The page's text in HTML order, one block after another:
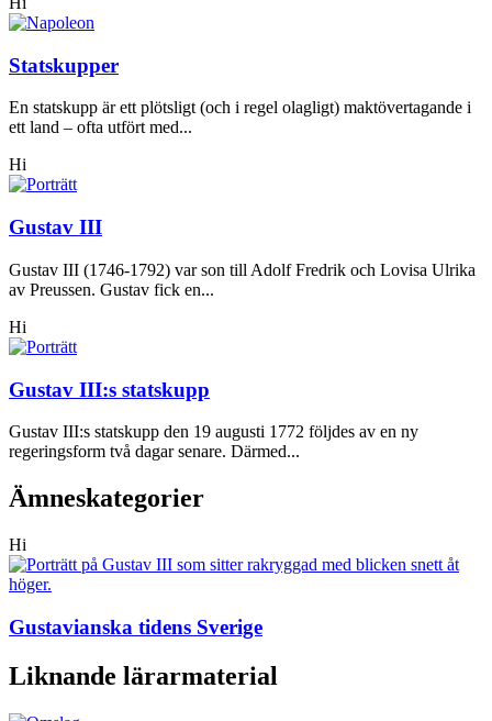
Statskupper
En statskupp är ett plötsligt (och i regel olagligt) maktövertagande i
ett land – ofta utfört med...
Hi
Gustav III
Gustav III (1746-1792) var son till Adolf Fredrik och Lovisa Ulrika
av Preussen. Gustav fick en...
Hi
Gustav III:s statskupp
Gustav III:s statskupp den 19 augusti 1772 följdes av en ny
regeringsform två dagar senare. Därmed...
Ämneskategorier
Hi
Gustavianska tidens Sverige
Liknande lärarmaterial